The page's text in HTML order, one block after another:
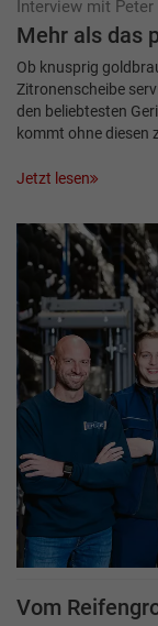
Interview mit
Mehr als das
Ob knusprig
Zitronenscheibe
den beliebtesten
kommt ohne diesen
Jetzt lesen
Vom